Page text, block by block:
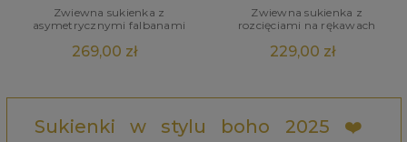
Zwiewna sukienka z
asymetrycznymi falbanami
269,00 zł
Zwiewna sukienka z
rozcięciami na rękawach
229,00 zł
Sukienki w stylu boho 2025 ❤️